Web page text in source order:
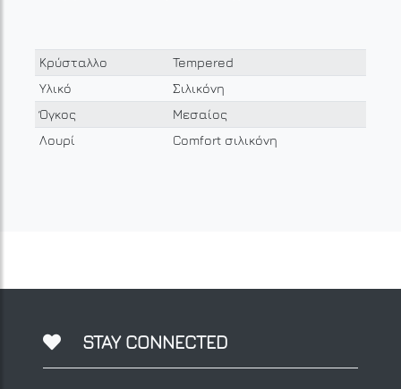
Κρύσταλλο
Tempered
Υλικό
Σιλικόνη
Όγκος
Μεσαίος
Λουρί
Comfort σιλικόνη
STAY CONNECTED